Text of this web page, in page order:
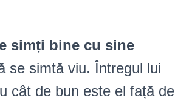
simți bine cu sine
se simtă viu. Întregul lui
cât de bun este el față de